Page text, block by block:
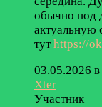
обычно под
актуальную
тутhttps://
03.05.2026
Xter
Участник